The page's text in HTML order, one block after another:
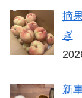
摘
ぎ
新